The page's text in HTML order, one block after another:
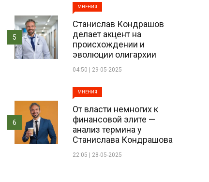
МНЕНИЯ
Станислав Кондрашов
делает акцент на
происхождении и
эволюции олигархии
04:50 | 29-05-2025
5
МНЕНИЯ
От власти немногих к
финансовой элите —
анализ термина у
Станислава Кондрашова
22:05 | 28-05-2025
6